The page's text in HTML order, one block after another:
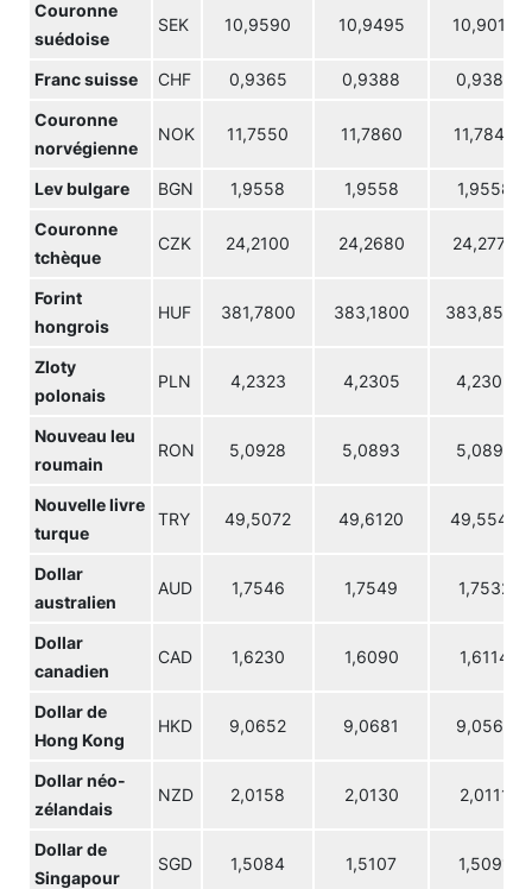
Couronne
suédoise
SEK 10,9590 10,9495 10,9015
Franc suisse CHF 0,9365 0,9388 0,9385
Couronne
norvégienne
NOK 11,7550 11,7860 11,7845
Lev bulgare BGN 1,9558 1,9558 1,9558
Couronne
tchèque
CZK 24,2100 24,2680 24,2770
Forint
hongrois
HUF 381,7800 383,1800 383,8500
Zloty
polonais
PLN 4,2323 4,2305 4,2303
Nouveau leu
roumain
RON 5,0928 5,0893 5,0897
Nouvelle livre
turque
TRY 49,5072 49,6120 49,5540
Dollar
australien
AUD 1,7546 1,7549 1,7532
Dollar
canadien
CAD 1,6230 1,6090 1,6114
Dollar de
Hong Kong
HKD 9,0652 9,0681 9,0560
Dollar néo-
zélandais
NZD 2,0158 2,0130 2,0111
Dollar de
Singapour
SGD 1,5084 1,5107 1,5091